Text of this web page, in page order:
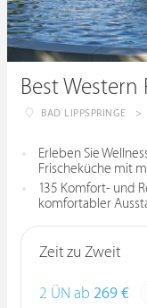
BAD LIPPSPRINGE >
Erleben Sie
Frischeküche mit
135 Komfort- und
komfortabler
Zeit zu Zweit
2 ÜN ab 269 €